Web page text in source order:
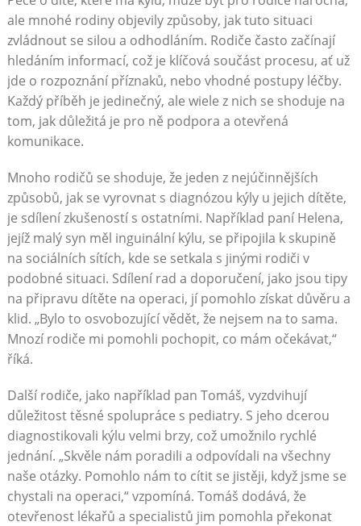
ale mnohé rodiny objevily způsoby, jak tuto situaci
zvládnout se silou a odhodláním. Rodiče často začínají
hledáním informací, což je klíčová součást procesu, ať už
jde o rozpoznání příznaků, nebo vhodné postupy léčby.
Každý příběh je jedinečný, ale wiele z nich se shoduje na
tom, jak důležitá je pro ně podpora a otevřená
komunikace.
Mnoho rodičů se shoduje, že jeden z nejúčinnějších
způsobů, jak se vyrovnat s diagnózou kýly u jejich dítěte,
je sdílení zkušeností s ostatními. Například paní Helena,
jejíž malý syn měl inguinální kýlu, se připojila k skupině
na sociálních sítích, kde se setkala s jinými rodiči v
podobné situaci. Sdílení rad a doporučení, jako jsou tipy
na připravu dítěte na operaci, jí pomohlo získat důvěru a
klid. „Bylo to osvobozující vědět, že nejsem na to sama.
Mnozí rodiče mi pomohli pochopit, co mám očekávat,“
říká.
Další rodiče, jako například pan Tomáš, vyzdvihují
důležitost těsné spolupráce s pediatry. S jeho dcerou
diagnostikovali kýlu velmi brzy, což umožnilo rychlé
jednání. „Skvěle nám poradili a odpovídali na všechny
naše otázky. Pomohlo nám to cítit se jistěji, když jsme se
chystali na operaci,“ vzpomíná. Tomáš dodává, že
otevřenost lékařů a specialistů jim pomohla překonat